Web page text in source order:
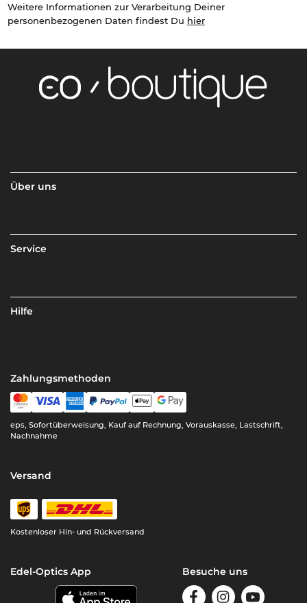
Weitere Informationen zur Verarbeitung Deiner
personenbezogenen Daten findest Du hier
Über uns
Service
Hilfe
Zahlungsmethoden
eps, Sofortüberweisung, Kauf auf Rechnung, Vorauskasse, Lastschrift,
Nachnahme
Versand
Kostenloser Hin- und Rückversand
Edel-Optics App Besuche uns